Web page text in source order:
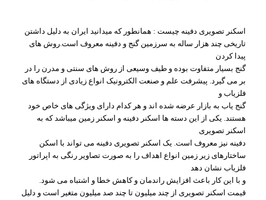
اسکنر تصویری دفینه چیست : همانطور که میدانید ایران به دلیل داشتن
تاریخی چند هزار ساله به سرزمین گنج و دفینه معروف است.روش های
پیدا کردن
گنج بسیار متفاوت بوده و طیف وسیعی از روش های سنتی و مدرن را در
بر می گیرد. پیشرفت علم و صنعت الکترونیک انواع زیادی از دستگاه های
فلزیاب و
گنج یاب به بازار عرضه شده اند و هر کدام دارای ویژگی های خاص خود
هستند. یکی از این دسته ها اسکنر دفینه و اسکنر زمین میباشد که به
اسکنر تصویری
دفینه نیز معروف است. یک اسکنر تصویری دفینه می تواند با اسکن
ساختارهای زیر زمین انواع اهداف را به صورت تصاویر رنگی به اپراتور
فلزیاب نشان دهد
و با این کار باعث افزایش راندمان و کاهش خطا و اشتباه می شود.
قیمت اسکنر تصویری از چند میلیون تا چند صد میلیون متغیر است و دلیل